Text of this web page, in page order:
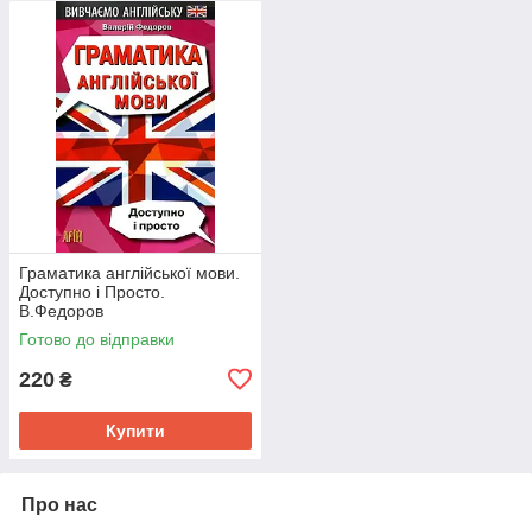
Граматика англійської мови.
Доступно і Просто.
В.Федоров
Готово до відправки
220 ₴
Купити
Про нас